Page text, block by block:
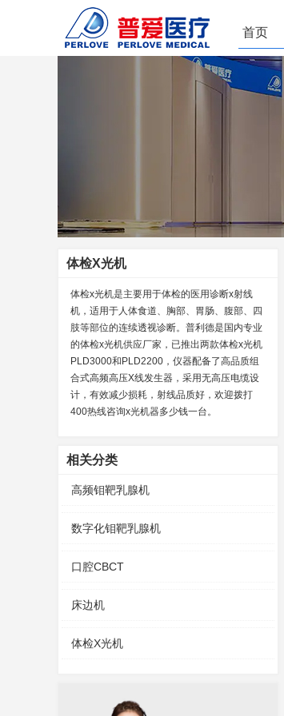
首页
体检X光机
体检x光机是主要用于体检的医用诊断x射线
机，适用于人体食道、胸部、胃肠、腹部、四
肢等部位的连续透视诊断。普利德是国内专业
的体检x光机供应厂家，已推出两款体检x光机
PLD3000和PLD2200，仪器配备了高品质组
合式高频高压X线发生器，采用无高压电缆设
计，有效减少损耗，射线品质好，欢迎拨打
400热线咨询x光机器多少钱一台。
相关分类
高频钼靶乳腺机
数字化钼靶乳腺机
口腔CBCT
床边机
体检X光机